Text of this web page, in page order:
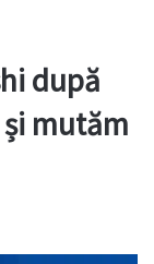
după
mutăm